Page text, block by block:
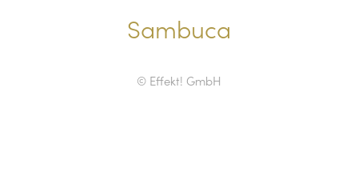
Sambuca
© Effekt! GmbH